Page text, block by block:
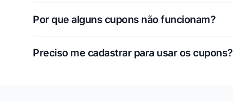
Por que alguns cupons não funcionam?
Preciso me cadastrar para usar os cupons?